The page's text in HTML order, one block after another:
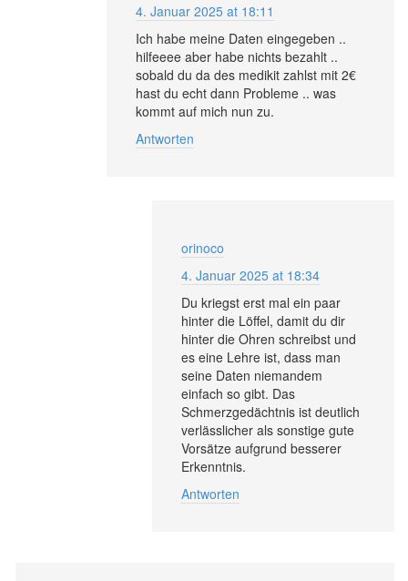
4. Januar 2025 at 18:11
Ich habe meine Daten eingegeben ..
hilfeeee aber habe nichts bezahlt ..
sobald du da des medikit zahlst mit 2€
hast du echt dann Probleme .. was
kommt auf mich nun zu.
Antworten
orinoco
4. Januar 2025 at 18:34
Du kriegst erst mal ein paar
hinter die Löffel, damit du dir
hinter die Ohren schreibst und
es eine Lehre ist, dass man
seine Daten niemandem
einfach so gibt. Das
Schmerzgedächtnis ist deutlich
verlässlicher als sonstige gute
Vorsätze aufgrund besserer
Erkenntnis.
Antworten